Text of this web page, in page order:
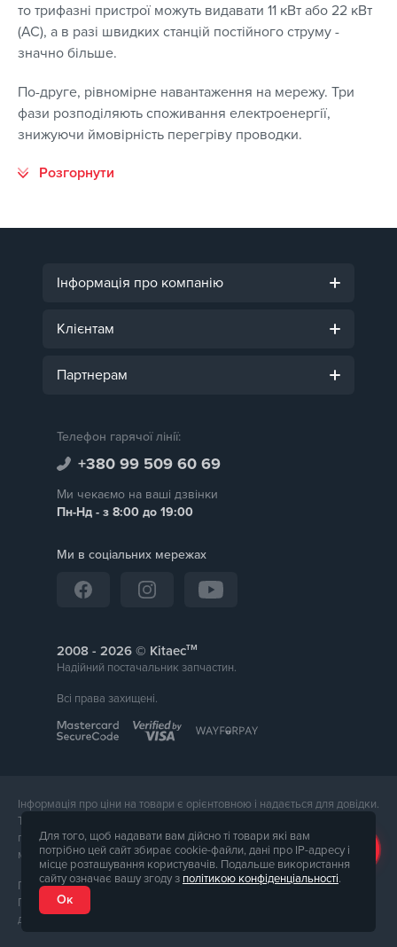
то трифазні пристрої можуть видавати 11 кВт або 22 кВт
(AC), а в разі швидких станцій постійного струму -
значно більше.
По-друге, рівномірне навантаження на мережу. Три
фази розподіляють споживання електроенергії,
знижуючи ймовірність перегріву проводки.
Інформація про компанію
Клієнтам
Партнерам
Телефон гарячої лінії:
+380 99 509 60 69
Ми чекаємо на ваші дзвінки
Пн-Нд - з 8:00 до 19:00
Ми в соціальних мережах
2008 - © Kitaecтм
Надійний постачальник запчастин.
Всі права захищені.
Інформація про ціни на товари є орієнтовною і надається для довідки.
Точна вартість товару буде названа менеджером магазину при
підтвердження замовлення. Зовнішній вигляд і комплектація товару
може відрізнятися від його фотографії.
Послуги надає ФОП Тюпа Петро Павлович, ІПН 2770105454.
Політика конфіденційності доступна за
доступна за
Для того, щоб надавати вам дійсно ті товари які вам
потрібно цей сайт збирає cookie-файли, дані про IP-адресу і
місце розташування користувачів. Подальше використання
сайту означає вашу згоду з політикою конфіденціальності.
Ок